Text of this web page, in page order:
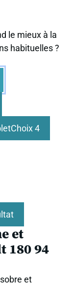
le mieux à la
habituelles ?
Choix 4
et
180 94
et